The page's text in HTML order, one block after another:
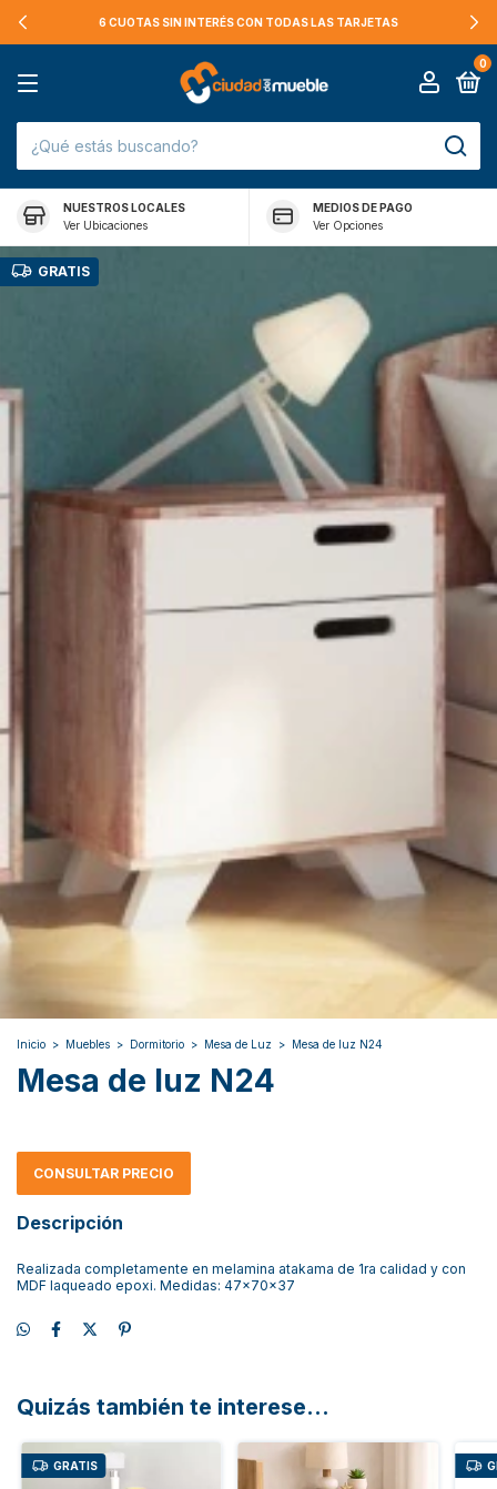
6 CUOTAS SIN INTERÉS CON TODAS LAS TARJETAS
0
NUESTROS LOCALES
Ver Ubicaciones
MEDIOS DE PAGO
Ver Opciones
GRATIS
Inicio > Muebles > Dormitorio > Mesa de Luz > Mesa de luz N24
Mesa de luz N24
CONSULTAR PRECIO
Descripción
Realizada completamente en melamina atakama de 1ra calidad y con
MDF laqueado epoxi. Medidas: 47x70x37
Quizás también te interese...
GRATIS